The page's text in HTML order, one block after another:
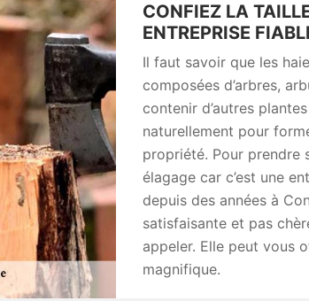
CONFIEZ LA
ENTREPRISE
Il faut savoir que les
composées d’arbres,
contenir d’autres
naturellement pour
propriété. Pour prendre
élagage car c’est une
depuis des années à
satisfaisante et pas
appeler. Elle peut vous
magnifique.